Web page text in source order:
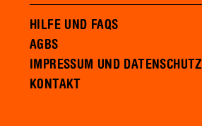
HILFE UND FAQS
AGBS
IMPRESSUM UND DATENSCHUTZ
KONTAKT